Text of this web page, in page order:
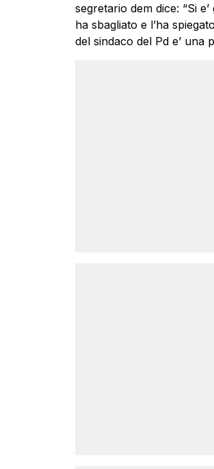
segretario dem dice: “Si
ha sbagliato e l’ha
del sindaco del Pd e’ una